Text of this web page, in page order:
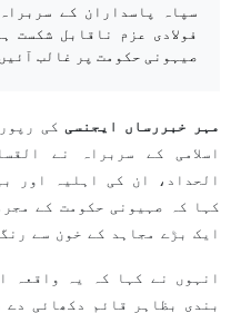
سپاہ پاسداران کے
فولادی عزم ناقابل شکست
صیہونی حکومت پر غالب
مہر خبررساں ایجنسی کی
اسلامی کے سربراہ نے
الحداد، ان کی اہلیہ اور
کہا کہ صہیونی حکومت کے
ایک بڑے مجاہد کے خون سے
انہوں نے کہا کہ یہ واقعہ
بندی بظاہر قائم دکھائی